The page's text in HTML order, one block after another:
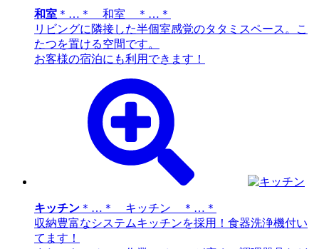
和室 ＊…＊ 和室 ＊…＊
リビングに隣接した半個室感覚のタタミスペース。こ
たつを置ける空間です。
お客様の宿泊にも利用できます！
キッチン ＊…＊ キッチン ＊…＊
収納豊富なシステムキッチンを採用！食器洗浄機付い
てます！